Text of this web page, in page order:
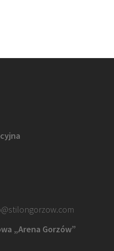
„Arena Gorzów”